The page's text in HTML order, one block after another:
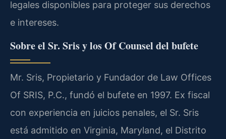
legales disponibles para proteger sus derechos
e intereses.
Sobre el Sr. Sris y los Of Counsel del bufete
Mr. Sris, Propietario y Fundador de Law Offices
Of SRIS, P.C., fundó el bufete en 1997. Ex fiscal
con experiencia en juicios penales, el Sr. Sris
está admitido en Virginia, Maryland, el Distrito